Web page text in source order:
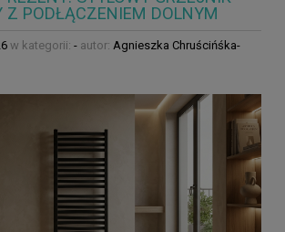
Z PODŁĄCZENIEM DOLNYM
w kategorii: - autor: Agnieszka Chruścińśka-